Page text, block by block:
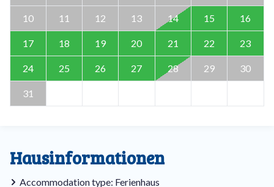
10 11 12 13 14 15 16
17 18 19 20 21 22 23
24 25 26 27 28 29 30
31
Hausinformationen
Accommodation type: Ferienhaus